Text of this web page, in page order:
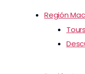
Región